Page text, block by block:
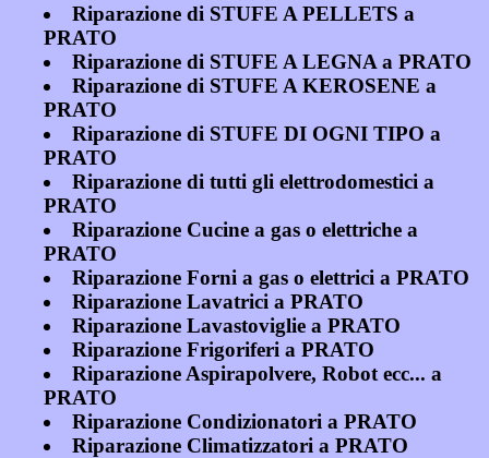
Riparazione di STUFE A PELLETS a
PRATO
Riparazione di STUFE A LEGNA a PRATO
Riparazione di STUFE A KEROSENE a
PRATO
Riparazione di STUFE DI OGNI TIPO a
PRATO
Riparazione di tutti gli elettrodomestici a
PRATO
Riparazione Cucine a gas o elettriche a
PRATO
Riparazione Forni a gas o elettrici a PRATO
Riparazione Lavatrici a PRATO
Riparazione Lavastoviglie a PRATO
Riparazione Frigoriferi a PRATO
Riparazione Aspirapolvere, Robot ecc... a
PRATO
Riparazione Condizionatori a PRATO
Riparazione Climatizzatori a PRATO